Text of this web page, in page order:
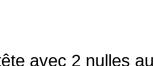
avec 2 nulles